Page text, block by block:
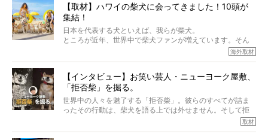
でも、いざそれぞれの個体を見ていくと、丈夫で病気にも
なりにくい、とは言えないような気もするのです。
実際に「病気にならない」などということはないし、飼い
主はそのためにやるべきことがある。
今回は、柴犬に関わる方たちすべてに読んで欲しい、ある
ご本人からのレポートは、愛情たっぷりで示唆に富んだ物
語でした。
※文章はご本人の了承を得て編集しています
※画像はすべてイメージです
※この記事は個人の感想であり、効果・効能を示すものではありません
【取材】ハワイの柴犬に会ってきました！10頭が
集結！
日本を代表する犬といえば、我らが柴犬。
ところが近年、世界中で柴犬ファンが増えています。そん
な中「柴犬ライフ」が目をつけたのは、南の楽園ハワイ。
柴犬オーナーが多く、定期的にオフ会まで開催されている
そんな噂を聞きつけ、今回はハワイの柴犬たちを取材して
きました！
海外取材
【インタビュー】お笑い芸人・ニューヨーク屋敷、
「拒否柴」を掘る。
世界中の人々を魅了する「拒否柴」。彼らのすべてが詰ま
ったその行動は、柴犬を語る上では外せません。そして拒
否柴がここまで話題になるのは、“映える”ことも理由のひと
取材